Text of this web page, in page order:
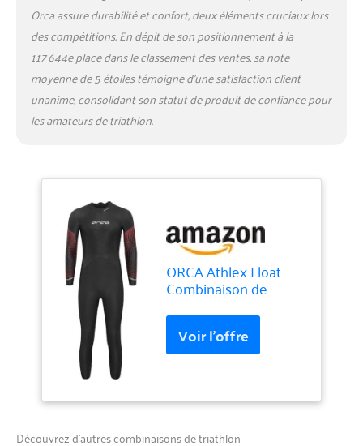
Orca assure durabilité et confort, deux éléments cruciaux lors
des compétitions. En dépit de son positionnement à la
117 644e place dans le classement des ventes, sa note
moyenne de 5 étoiles témoigne d’une satisfaction client
unanime, consolidant son statut de produit de confiance pour
les amateurs de triathlon.
ORCA Athlex Float
Combinaison de
(Noir, 6T
Découvrez d’autres combinaisons de triathlon